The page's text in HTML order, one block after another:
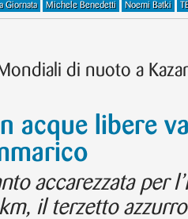
Giornata Michele Benedetti Noemi Batki
di nuoto a
acque libere
accarezzata per
il terzetto